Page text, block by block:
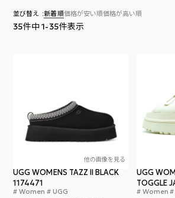
並び替え 新着順価格が安い順価格が高い順
35件中1-35件表示
他の画像を見る
アグ ウィメンズ
UGG WOMENS TAZZ II BLACK
1174471
Women UGG
UGG
TOGGLE
Women